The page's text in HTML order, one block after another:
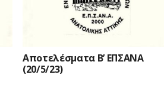
Αποτελέσματα Β’ ΕΠΣΑΝΑ
(20/5/23)